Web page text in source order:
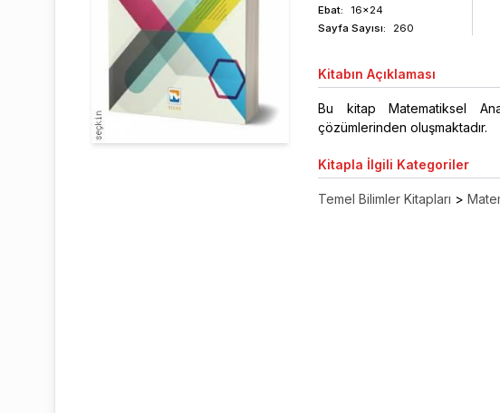
Ebat:
16x24
Sayfa Sayısı: 260
Kitabın Açıklaması
Bu kitap Matematiksel
çözümlerinden oluşmaktadır.
Kitapla İlgili Kategoriler
Temel Bilimler Kitapları >